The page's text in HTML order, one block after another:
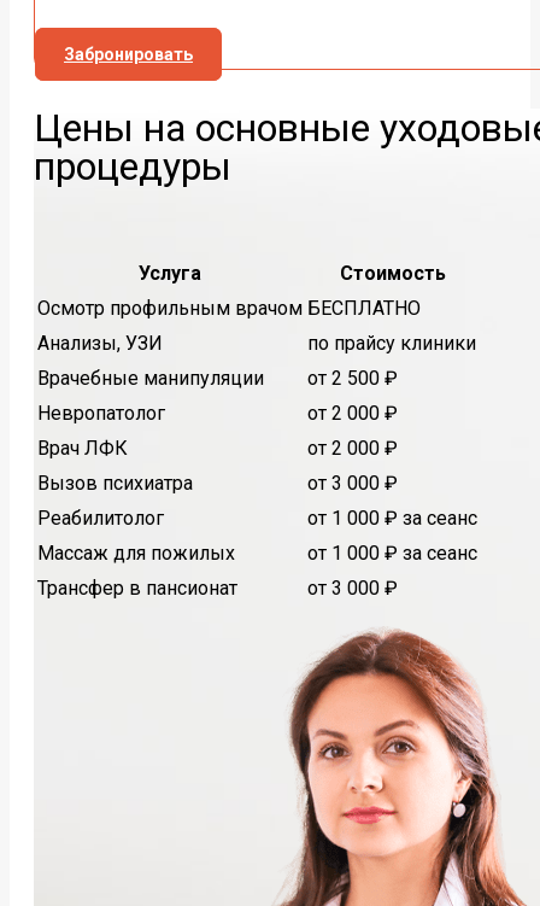
Забронировать
Цены на основные
процедуры
Услуга
Стоимость
Осмотр профильным врачом БЕСПЛАТНО
Анализы, УЗИ
по прайсу клиники
Врачебные манипуляции
от 2 500 ₽
Невропатолог
от 2 000 ₽
Врач ЛФК
от 2 000 ₽
Вызов психиатра
от 3 000 ₽
Реабилитолог
от 1 000 ₽ за сеанс
Массаж для пожилых
от 1 000 ₽ за сеанс
Трансфер в пансионат
от 3 000 ₽